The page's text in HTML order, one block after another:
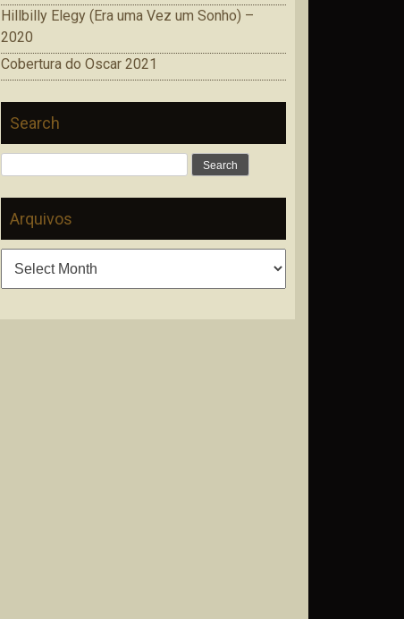
Hillbilly Elegy (Era uma Vez um Sonho) –
2020
Cobertura do Oscar 2021
Search
Arquivos